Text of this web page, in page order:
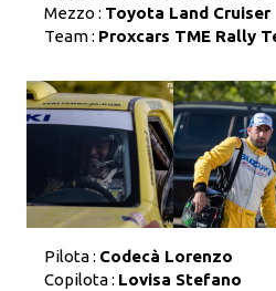
Mezzo : Toyota Land Cruiser
Team : Proxcars TME Rally
Pilota : Codecà Lorenzo
Copilota : Lovisa Stefano